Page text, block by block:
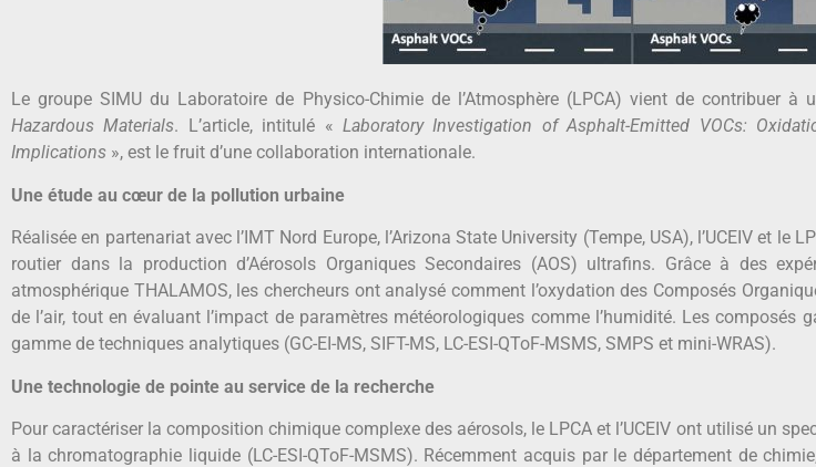
Le groupe SIMU du Laboratoire de Physico-Chimie de l’Atmosphère (LPCA) vient de contribuer
Hazardous Materials. L’article, intitulé «Laboratory Investigation of Asphalt-Emitted VOCs:
Implications », est le fruit d’une collaboration internationale.
Une étude au cœur de la pollution urbaine
Réalisée en partenariat avec l’IMT Nord Europe, l’Arizona State University (Tempe, USA), l’UCEIV et le
routier dans la production d’Aérosols Organiques Secondaires (AOS) ultrafins. Grâce à des
atmosphérique THALAMOS, les chercheurs ont analysé comment l’oxydation des Composés
de l’air, tout en évaluant l’impact de paramètres météorologiques comme l’humidité. Les
gamme de techniques analytiques (GC-EI-MS, SIFT-MS, LC-ESI-QToF-MSMS, SMPS et mini-WRAS).
Une technologie de pointe au service de la recherche
Pour caractériser la composition chimique complexe des aérosols, le LPCA et l’UCEIV ont utilisé un
à la chromatographie liquide (LC-ESI-QToF-MSMS). Récemment acquis par le département de